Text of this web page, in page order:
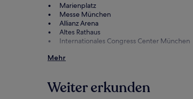
Marienplatz
Messe München
Allianz Arena
Altes Rathaus
Internationales Congress Center München
Aktivitäten nahe Roberto Beach
Theresienwiese
Galopprennbahn München Riem
Mehr
Weiter erkunden